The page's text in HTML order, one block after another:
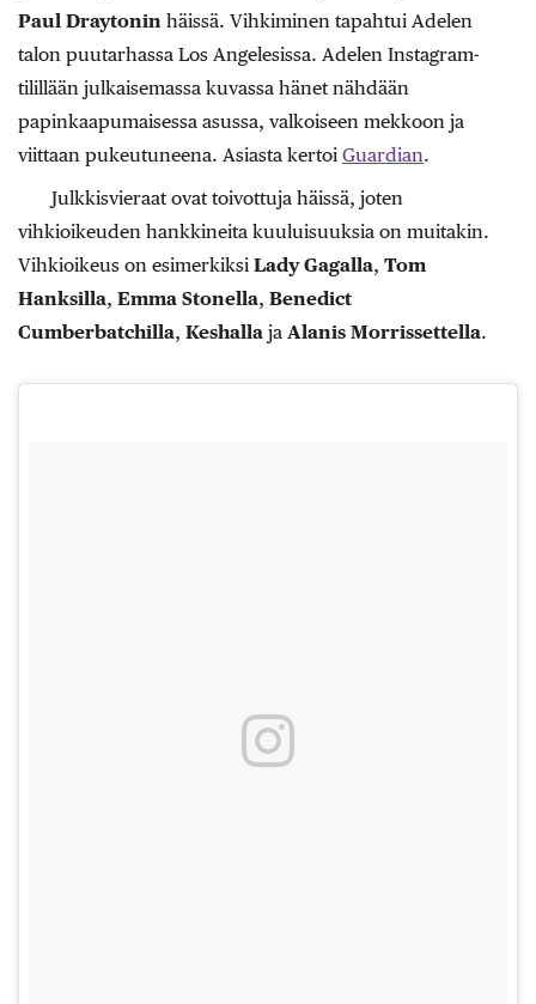
Paul Draytonin häissä. Vihkiminen tapahtui Adelen
talon puutarhassa Los Angelesissa. Adelen Instagram-
tilillään julkaisemassa kuvassa hänet nähdään
papinkaapumaisessa asussa, valkoiseen mekkoon ja
viittaan pukeutuneena. Asiasta kertoi Guardian.
Julkkisvieraat ovat toivottuja häissä, joten
vihkioikeuden hankkineita kuuluisuuksia on muitakin.
Vihkioikeus on esimerkiksi Lady Gagalla, Tom
Hanksilla, Emma Stonella, Benedict
Cumberbatchilla, Keshalla ja Alanis Morrissettella.